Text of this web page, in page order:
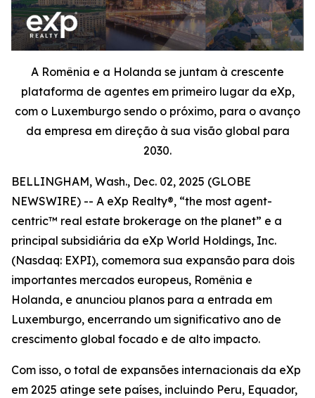
A Romênia e a Holanda se juntam à crescente
plataforma de agentes em primeiro lugar da eXp,
com o Luxemburgo sendo o próximo, para o avanço
da empresa em direção à sua visão global para
2030.
BELLINGHAM, Wash., Dec. 02, 2025 (GLOBE
NEWSWIRE) -- A eXp Realty®, “the most agent-
centric™ real estate brokerage on the planet” e a
principal subsidiária da eXp World Holdings, Inc.
(Nasdaq: EXPI), comemora sua expansão para dois
importantes mercados europeus, Romênia e
Holanda, e anunciou planos para a entrada em
Luxemburgo, encerrando um significativo ano de
crescimento global focado e de alto impacto.
Com isso, o total de expansões internacionais da eXp
em 2025 atinge sete países, incluindo Peru, Equador,